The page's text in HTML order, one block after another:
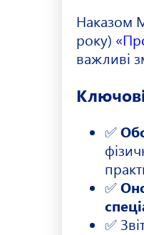
Наказом
року)
важливі
✅
✅
✅